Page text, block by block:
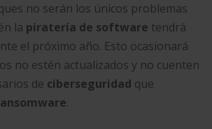
no serán los únicos problemas
la piratería de software tendrá
el próximo año. Esto ocasionará
no estén actualizados y no cuenten
de ciberseguridad que
.